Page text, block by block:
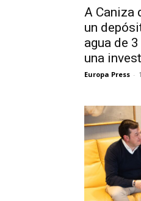
A Caniza
un
agua de
una
Europa Press -